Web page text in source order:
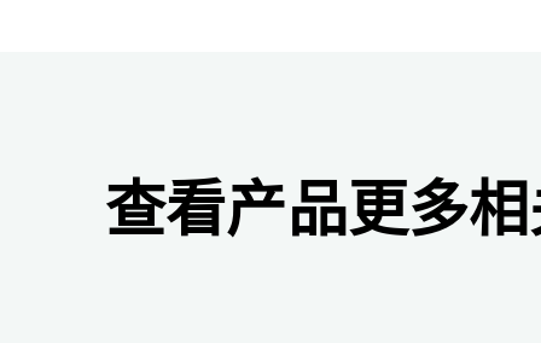
查看产品更多